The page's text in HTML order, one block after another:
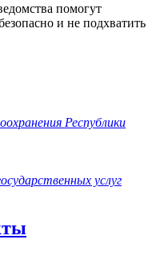
помогут
и не подхватить
Республики
услуг